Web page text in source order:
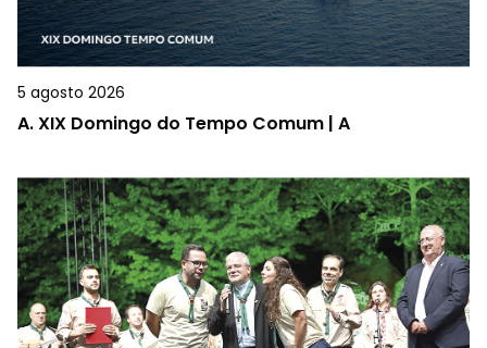
5 agosto 2026
A.XIX Domingo do Tempo Comum | A